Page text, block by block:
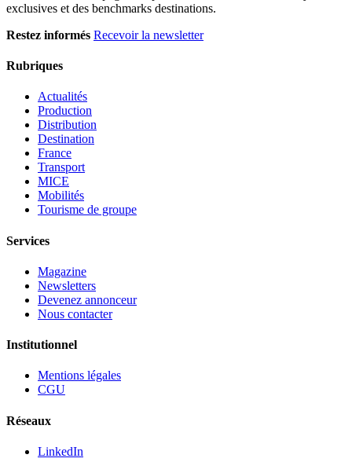
exclusives et des benchmarks destinations.
Restez informés Recevoir la newsletter
Rubriques
Actualités
Production
Distribution
Destination
France
Transport
MICE
Mobilités
Tourisme de groupe
Services
Magazine
Newsletters
Devenez annonceur
Nous contacter
Institutionnel
Mentions légales
CGU
Réseaux
LinkedIn